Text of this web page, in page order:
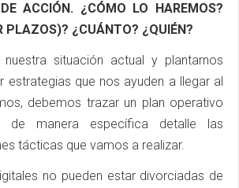
ACCIÓN. ¿CÓMO LO HAREMOS?
PLAZOS)? ¿CUÁNTO? ¿QUIÉN?
situación actual y plantarnos
estrategias que nos ayuden a llegar al
debemos trazar un plan operativo
de manera específica detalle las
tácticas que vamos a realizar.
no pueden estar divorciadas de